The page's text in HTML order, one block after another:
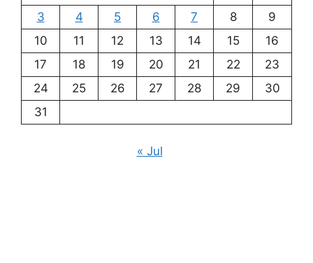
3
4 5 6 7 8
9
10
11 12 13 14 15
16
17
18 19 20 21 22
23
24
25 26 27 28 29
30
31
« Jul